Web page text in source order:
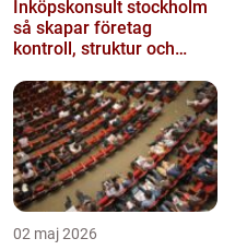
Inköpskonsult stockholm
så skapar företag
kontroll, struktur och
02 maj 2026